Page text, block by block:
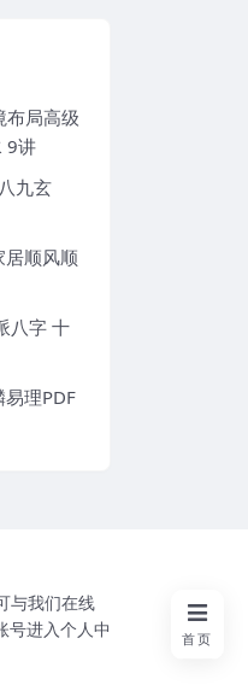
布局高级
9讲
九玄
顺风顺
八字 十
理PDF
与我们在线
号进入个人中
首页